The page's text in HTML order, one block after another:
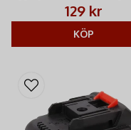
hållbar reservdel som säkrar
skären under transport och
förvaring vid isfiske.
129 kr
KÖP